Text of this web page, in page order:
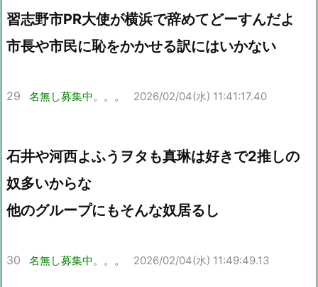
習志野市PR大使が横浜で辞めてどーすんだよ
市長や市民に恥をかかせる訳にはいかない
29 名無し募集中。。。 2026/02/04(水) 11:41:17.40
石井や河西よふうヲタも真琳は好きで2推しの
奴多いからな
他のグループにもそんな奴居るし
30 名無し募集中。。。 2026/02/04(水) 11:49:49.13